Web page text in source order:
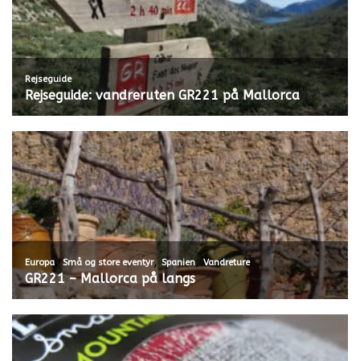
Rejseguide
Rejseguide: vandreruten GR221 på Mallorca
Europa, Små og store eventyr, Spanien, Vandreture
GR221 – Mallorca på langs